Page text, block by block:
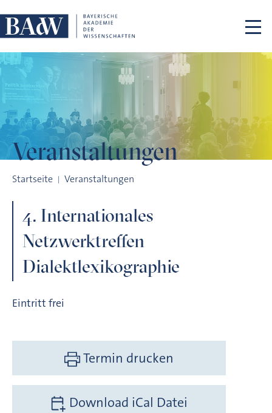
Veranstaltungen
Startseite Veranstaltungen
4. Internationales
Netzwerktreffen
Dialektlexikographie
Eintritt frei
Termin drucken
Download iCal Datei